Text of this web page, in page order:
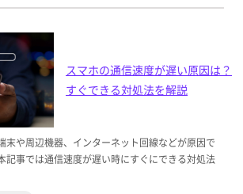
スマホの通信速度が遅い原因は？
すぐできる対処法を解説
末や周辺機器、インターネット回線などが原因で
記事では通信速度が遅い時にすぐにできる対処法